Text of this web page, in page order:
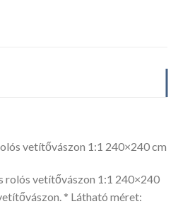
vetítővászon 1:1 240×240 cm
rolós vetítővászon 1:1 240×240
* Látható méret: